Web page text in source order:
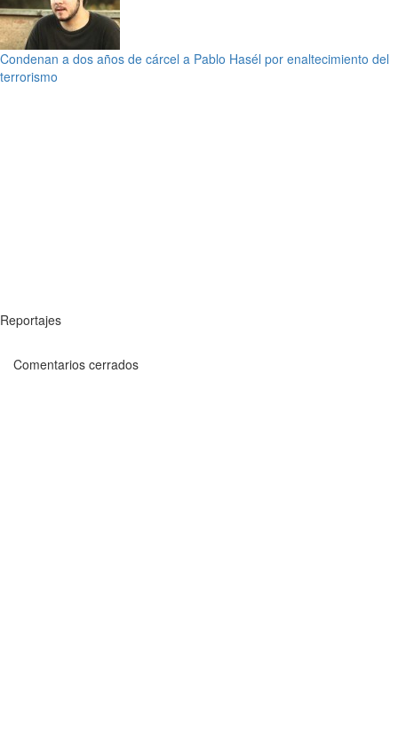
Condenan a dos años de cárcel a Pablo Hasél por enaltecimiento del
terrorismo
Reportajes
Comentarios cerrados